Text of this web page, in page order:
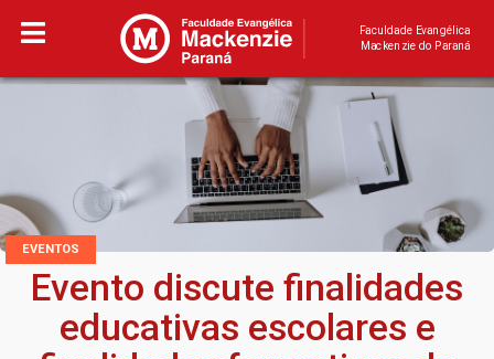
Faculdade Evangélica
Mackenzie do Paraná
EVENTOS
Evento discute finalidades
educativas escolares e